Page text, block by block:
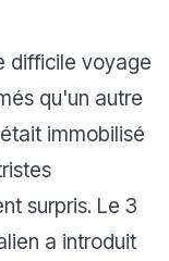
difficile voyage
qu'un autre
immobilisé
surpris. Le 3
a introduit